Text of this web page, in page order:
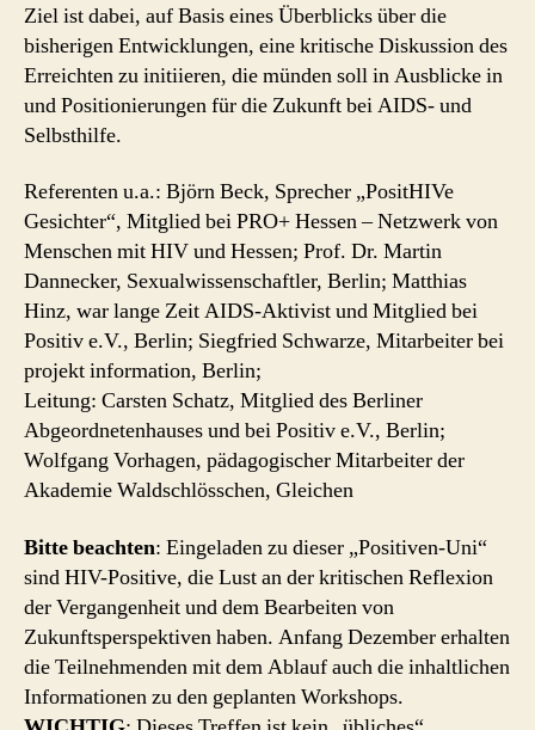
Ziel ist dabei, auf Basis eines Überblicks über die
bisherigen Entwicklungen, eine kritische Diskussion des
Erreichten zu initiieren, die münden soll in Ausblicke in
und Positionierungen für die Zukunft bei AIDS- und
Selbsthilfe.
Referenten u.a.: Björn Beck, Sprecher „PositHIVe
Gesichter“, Mitglied bei PRO+ Hessen – Netzwerk von
Menschen mit HIV und Hessen; Prof. Dr. Martin
Dannecker, Sexualwissenschaftler, Berlin; Matthias
Hinz, war lange Zeit AIDS-Aktivist und Mitglied bei
Positiv e.V., Berlin; Siegfried Schwarze, Mitarbeiter bei
projekt information, Berlin;
Leitung: Carsten Schatz, Mitglied des Berliner
Abgeordnetenhauses und bei Positiv e.V., Berlin;
Wolfgang Vorhagen, pädagogischer Mitarbeiter der
Akademie Waldschlösschen, Gleichen
Bitte beachten: Eingeladen zu dieser „Positiven-Uni“
sind HIV-Positive, die Lust an der kritischen Reflexion
der Vergangenheit und dem Bearbeiten von
Zukunftsperspektiven haben. Anfang Dezember erhalten
die Teilnehmenden mit dem Ablauf auch die inhaltlichen
Informationen zu den geplanten Workshops.